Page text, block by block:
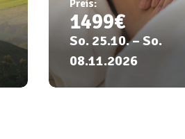
08.11.2026
Preis:
1499€
So. 25.10. – So.
08.11.2026